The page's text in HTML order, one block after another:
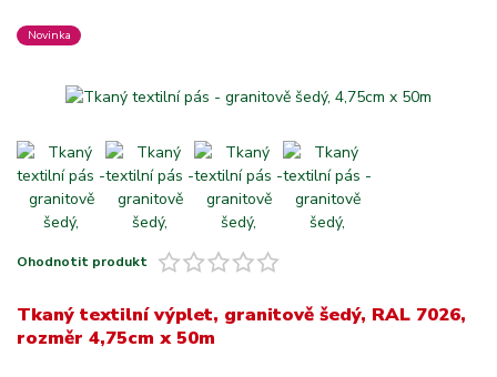
Novinka
Ohodnotit produkt
Tkaný textilní výplet, granitově šedý, RAL 7026,
rozměr 4,75cm x 50m